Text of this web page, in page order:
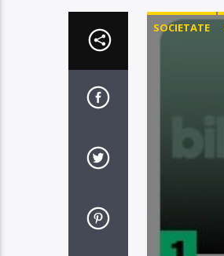
SOCIETATE